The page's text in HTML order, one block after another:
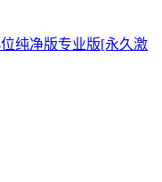
纯净版专业版[永久激